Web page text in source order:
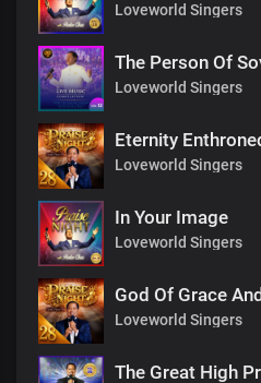
Loveworld Singers
The Person Of
Loveworld Singers
Eternity
Loveworld Singers
In Your Image
Loveworld Singers
God Of Grace
Loveworld Singers
The Great High